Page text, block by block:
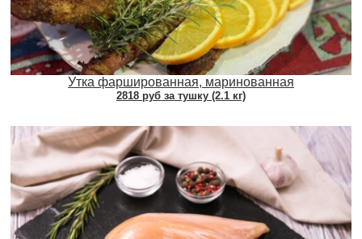
Утка фаршированная, маринованная
2818 руб за тушку (2.1 кг)